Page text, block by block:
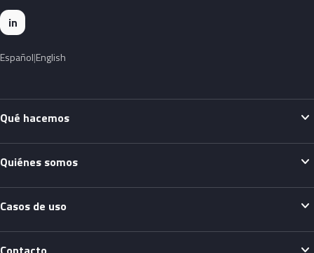
in
Español English
Qué hacemos expand_more
Quiénes somos expand_more
Casos de uso expand_more